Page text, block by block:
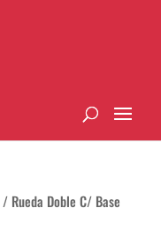
/ Rueda Doble C/ Base